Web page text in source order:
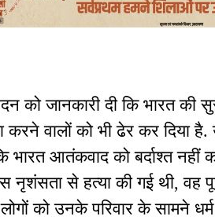
को जानकारी दी कि भारत की
वालों को भी ढेर कर दिया
आतंकवाद को बर्दाश्त नहीं
नृशंसता से हत्या की गई थी, वह
को उनके परिवार के सामने